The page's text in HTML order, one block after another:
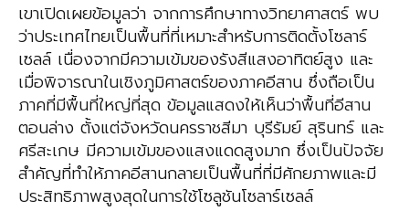
เขาเปิดเผยข้อมูลว่า จากการศึกษาทางวิทยาศาสตร์ พบ
ว่าประเทศไทยเป็นพื้นที่ที่เหมาะสำหรับการติดตั้งโซลาร์
เซลล์ เนื่องจากมีความเข้มของรังสีแสงอาทิตย์สูง และ
เมื่อพิจารณาในเชิงภูมิศาสตร์ของภาคอีสาน ซึ่งถือเป็น
ภาคที่มีพื้นที่ใหญ่ที่สุด ข้อมูลแสดงให้เห็นว่าพื้นที่อีสาน
ตอนล่าง ตั้งแต่จังหวัดนครราชสีมา บุรีรัมย์ สุรินทร์ และ
ศรีสะเกษ มีความเข้มของแสงแดดสูงมาก ซึ่งเป็นปัจจัย
สำคัญที่ทำให้ภาคอีสานกลายเป็นพื้นที่ที่มีศักยภาพและมี
ประสิทธิภาพสูงสุดในการใช้โซลูชันโซลาร์เซลล์